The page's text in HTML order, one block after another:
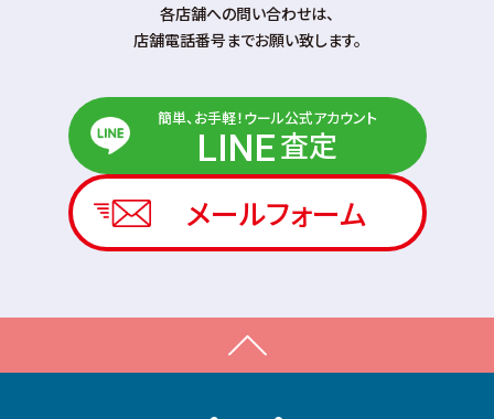
各店舗への問い合わせは、
店舗電話番号までお願い致します。
簡単、お手軽！ウール公式アカウント
LINE査定
メールフォーム